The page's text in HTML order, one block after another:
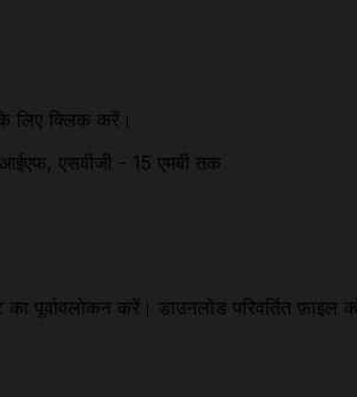
लिए क्लिक करें।
एसवीजी - 15 एमबी तक
पूर्वावलोकन करें। डाउनलोड परिवर्तित फ़ाइल